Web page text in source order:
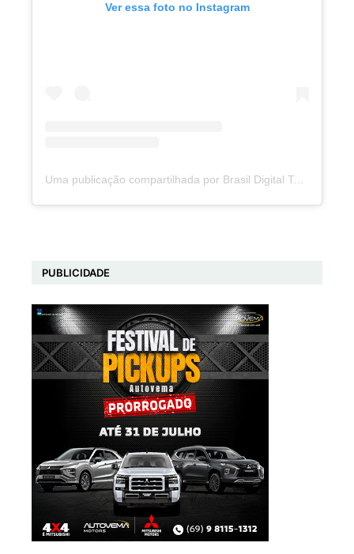
Ver essa foto no Instagram
Uma publicação compartilhada por Brasil Digital Telecom (@brasildigitaltelecom)
PUBLICIDADE